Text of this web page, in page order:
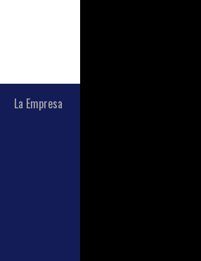
La Empresa